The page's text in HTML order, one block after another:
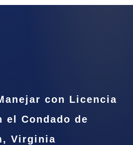
con Licencia
el Condado de
Virginia